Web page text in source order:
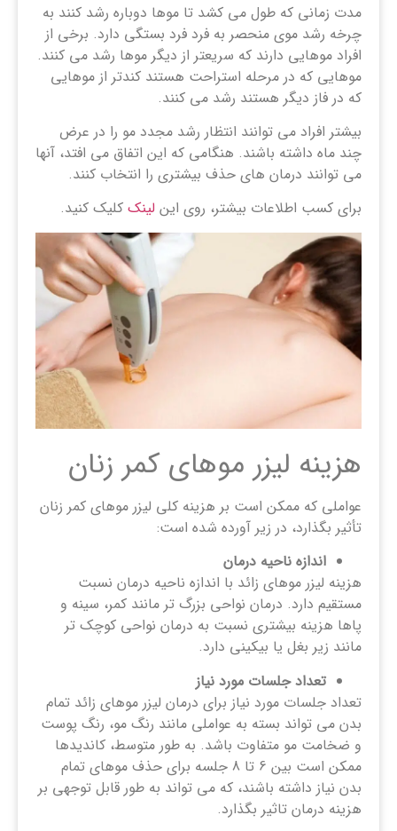
مدت زمانی که طول می کشد تا موها دوباره رشد کنند به
چرخه رشد موی منحصر به فرد فرد بستگی دارد. برخی از
افراد موهایی دارند که سریعتر از دیگر موها رشد می کنند.
موهایی که در مرحله استراحت هستند کندتر از موهایی
که در فاز دیگر هستند رشد می کنند.
بیشتر افراد می توانند انتظار رشد مجدد مو را در عرض
چند ماه داشته باشند. هنگامی که این اتفاق می افتد، آنها
می توانند درمان های حذف بیشتری را انتخاب کنند.
برای کسب اطلاعات بیشتر، روی این لینک کلیک کنید.
هزینه لیزر موهای کمر زنان
عواملی که ممکن است بر هزینه کلی لیزر موهای کمر زنان
تأثیر بگذارد، در زیر آورده شده است:
اندازه ناحیه درمان
هزینه لیزر موهای زائد با اندازه ناحیه درمان نسبت
مستقیم دارد. درمان نواحی بزرگ تر مانند کمر، سینه و
پاها هزینه بیشتری نسبت به درمان نواحی کوچک تر
مانند زیر بغل یا بیکینی دارد.
تعداد جلسات مورد نیاز
تعداد جلسات مورد نیاز برای درمان لیزر موهای زائد تمام
بدن می تواند بسته به عواملی مانند رنگ مو، رنگ پوست
و ضخامت مو متفاوت باشد. به طور متوسط، کاندیدها
ممکن است بین 6 تا 8 جلسه برای حذف موهای تمام
بدن نیاز داشته باشند، که می تواند به طور قابل توجهی بر
هزینه درمان تاثیر بگذارد.